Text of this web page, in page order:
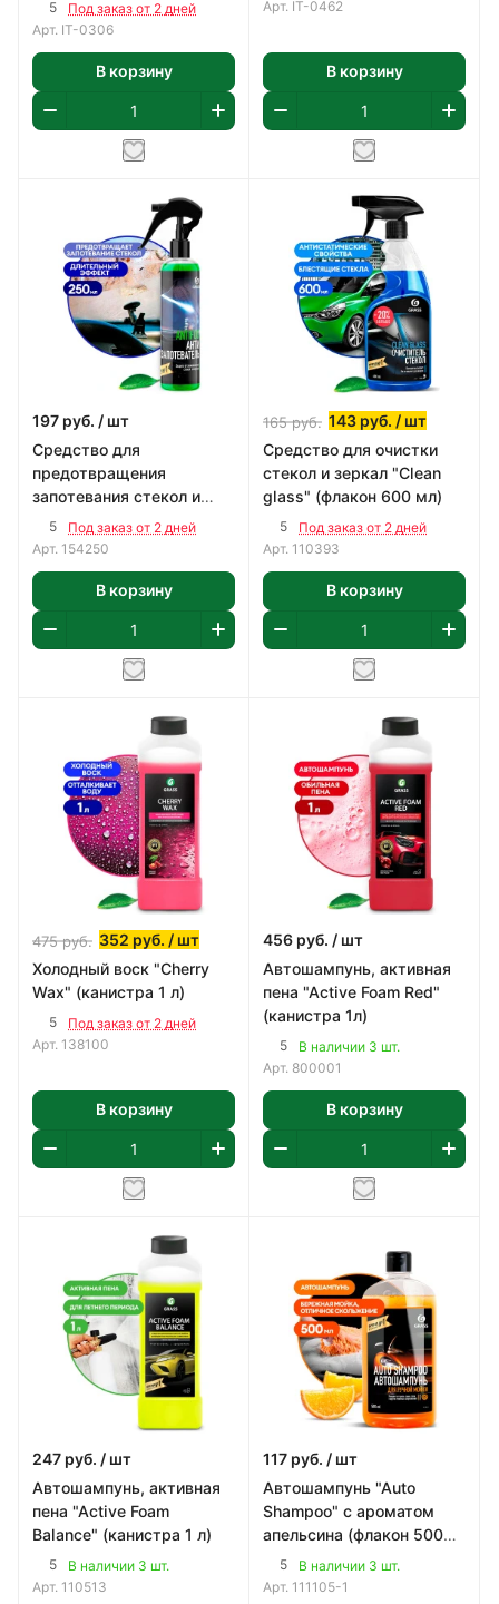
5
Под заказ от 2 дней
Арт. IT-0306
В корзину
Арт. IT-0462
В корзину
197 руб. / шт
Средство для
предотвращения
запотевания стекол и
зеркал "Antifog" (флакон
250 мл)
5
Под заказ от 2 дней
Арт. 154250
В корзину
165руб. 143 руб. / шт
Средство для очистки
стекол и зеркал "Clean
glass" (флакон 600 мл)
5
Под заказ от 2 дней
Арт. 110393
В корзину
475руб. 352 руб. / шт
Холодный воск "Cherry
Wax" (канистра 1 л)
5
Под заказ от 2 дней
Арт. 138100
В корзину
456 руб. / шт
Автошампунь, активная
пена "Active Foam Red"
(канистра 1л)
5
В наличии 3 шт.
Арт. 800001
В корзину
247 руб. / шт
Автошампунь, активная
пена "Active Foam
Balance" (канистра 1 л)
5
В наличии 3 шт.
Арт. 110513
117 руб. / шт
Автошампунь "Auto
Shampoo" с ароматом
апельсина (флакон 500
мл)5
В наличии 3 шт.
Арт. 111105-1